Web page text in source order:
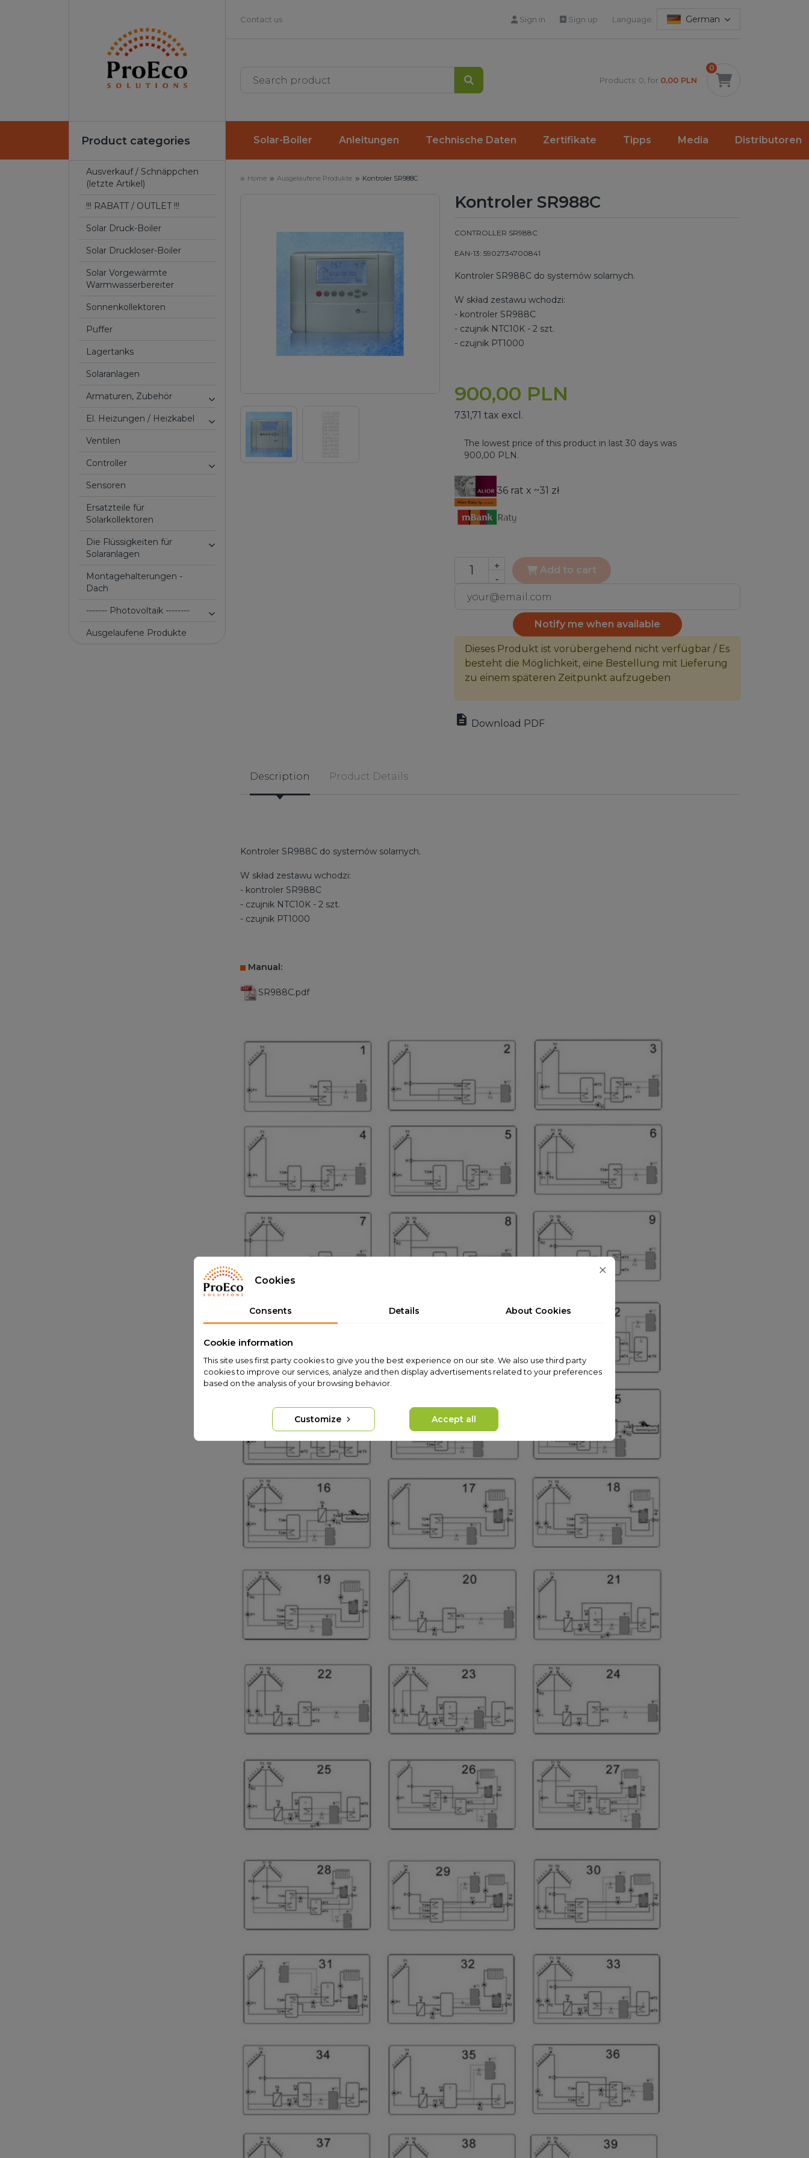
Contact us Sign in Sign up Language: German
Search
Products: 0, for 0,00 PLN
0
Solar-Boiler Anleitungen Technische Daten Zertifikate Tipps Media Distributoren
Product categories
Ausverkauf / Schnäppchen
(letzte Artikel)
!!! RABATT / OUTLET !!!
Solar Druck-Boiler
Solar Druckloser-Boiler
Solar Vorgewärmte
Warmwasserbereiter
Sonnenkollektoren
Puffer
Lagertanks
Solaranlagen
Armaturen, Zubehör
El. Heizungen / Heizkabel
Ventilen
Controller
Sensoren
Ersatzteile für
Solarkollektoren
Die Flüssigkeiten für
Solaranlagen
Montagehalterungen -
Dach
------- Photovoltaik --------
Ausgelaufene Produkte
Home Ausgelaufene Produkte Kontroler SR988C
Kontroler SR988C
CONTROLLER SR988C
EAN-13: 5902734700841
Kontroler SR988C do systemów solarnych.
W skład zestawu wchodzi:
- kontroler SR988C
- czujnik NTC10K - 2 szt.
- czujnik PT1000
900,00 PLN
731,71 tax excl.
The lowest price of this product in last 30 days was
900,00 PLN.
36 rat x ~31 zł
+
Add to cart
Notify me when available
Dieses Produkt ist vorübergehend nicht verfügbar / Es
besteht die Möglichkeit, eine Bestellung mit Lieferung
zu einem späteren Zeitpunkt aufzugeben
 Download PDF
Description Product Details
Kontroler SR988C do systemów solarnych.
W skład zestawu wchodzi:
- kontroler SR988C
- czujnik NTC10K - 2 szt.
- czujnik PT1000
Manual:
SR988C.pdf
Cookies
Consents Details About Cookies
Cookie information
This site uses first party cookies to give you the best experience on our site. We also use third party
cookies to improve our services, analyze and then display advertisements related to your preferences
based on the analysis of your browsing behavior.
Customize Accept all